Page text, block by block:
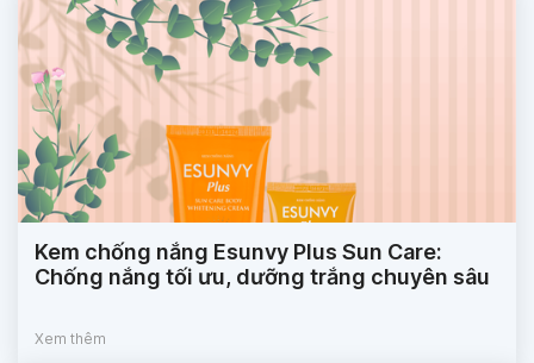
Kem chống nắng Esunvy Plus Sun Care:
Chống nắng tối ưu, dưỡng trắng chuyên sâu
Xem thêm